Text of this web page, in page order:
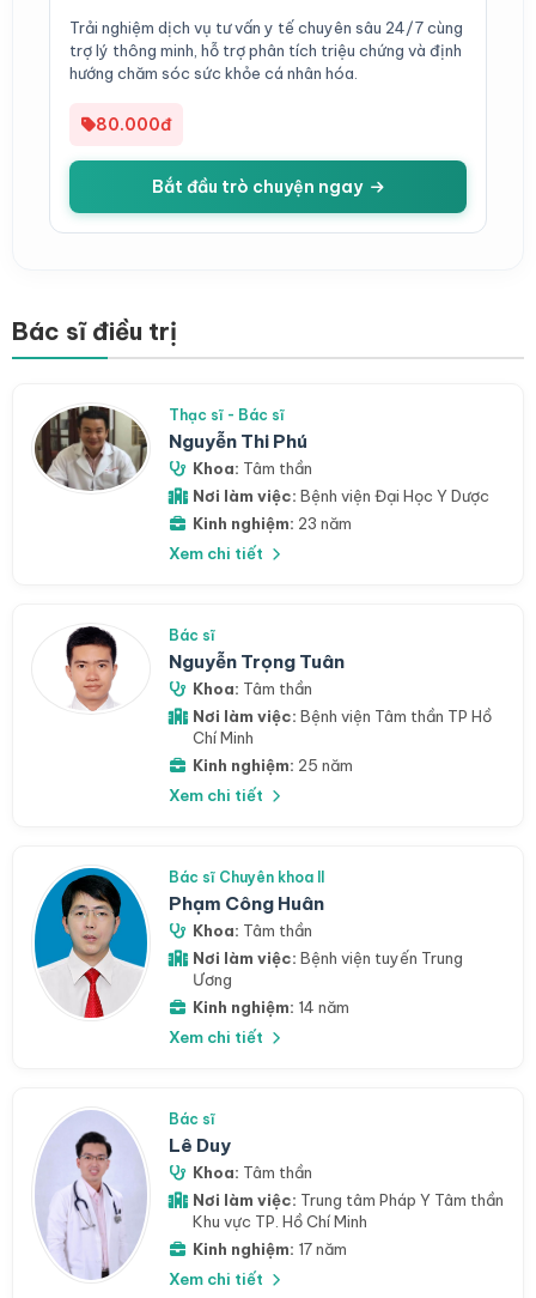
Trải nghiệm dịch vụ tư vấn y tế chuyên sâu 24/7 cùng
trợ lý thông minh, hỗ trợ phân tích triệu chứng và định
hướng chăm sóc sức khỏe cá nhân hóa.
80.000đ
Bắt đầu trò chuyện ngay
Bác sĩ điều trị
Thạc sĩ - Bác sĩ
Nguyễn Thi Phú
Khoa: Tâm thần
Nơi làm việc: Bệnh viện Đại Học Y Dược
Kinh nghiệm: 23 năm
Xem chi tiết
Bác sĩ
Nguyễn Trọng Tuân
Khoa: Tâm thần
Nơi làm việc: Bệnh viện Tâm thần TP Hồ
Chí Minh
Kinh nghiệm: 25 năm
Xem chi tiết
Bác sĩ Chuyên khoa II
Phạm Công Huân
Khoa: Tâm thần
Nơi làm việc: Bệnh viện tuyến Trung
Ương
Kinh nghiệm: 14 năm
Xem chi tiết
Bác sĩ
Lê Duy
Khoa: Tâm thần
Nơi làm việc: Trung tâm Pháp Y Tâm thần
Khu vực TP. Hồ Chí Minh
Kinh nghiệm: 17 năm
Xem chi tiết